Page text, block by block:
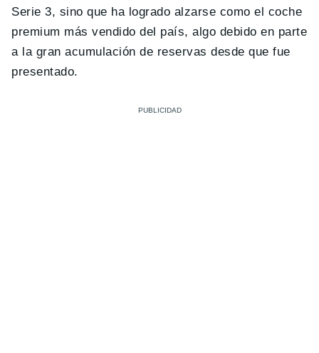
Serie 3, sino que ha logrado alzarse como el coche
premium más vendido del país, algo debido en parte
a la gran acumulación de reservas desde que fue
presentado.